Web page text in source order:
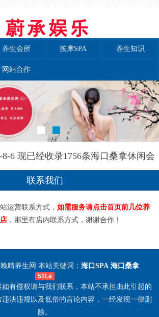
养生会所 按摩SPA 养生知识
网站合作
6 现已经收录1756条海口桑拿休闲会
所-海口晚晴养生网信息
联系我们
运营联系方式， 如需服务请点击首页前几位养
，那里有店内联系方式，谢谢合作！
晴养生网 本站关键词： 海口SPA 海口桑拿
51La
有侵权请与我们联系，本站不承担由此引起的
法违规以及低俗的言论内容，一经发现一律删
除。